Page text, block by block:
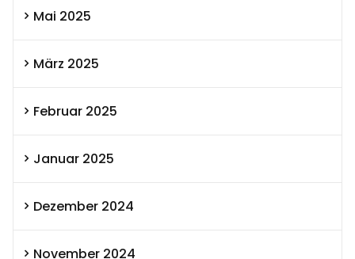
Mai 2025
März 2025
Februar 2025
Januar 2025
Dezember 2024
November 2024